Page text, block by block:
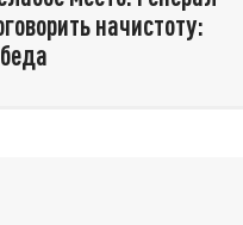
начистоту: